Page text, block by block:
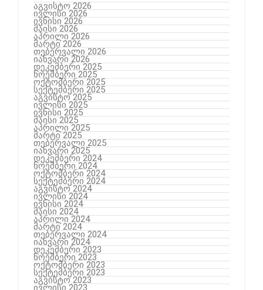
აგვისტო 2026
ივლისი 2026
ივნისი 2026
მაისი 2026
აპრილი 2026
მარტი 2026
თებერვალი 2026
იანვარი 2026
დეკემბერი 2025
ნოემბერი 2025
ოქტომბერი 2025
სექტემბერი 2025
აგვისტო 2025
ივლისი 2025
ივნისი 2025
მაისი 2025
აპრილი 2025
მარტი 2025
თებერვალი 2025
იანვარი 2025
დეკემბერი 2024
ნოემბერი 2024
ოქტომბერი 2024
სექტემბერი 2024
აგვისტო 2024
ივლისი 2024
ივნისი 2024
მაისი 2024
აპრილი 2024
მარტი 2024
თებერვალი 2024
იანვარი 2024
დეკემბერი 2023
ნოემბერი 2023
ოქტომბერი 2023
სექტემბერი 2023
აგვისტო 2023
ივლისი 2023